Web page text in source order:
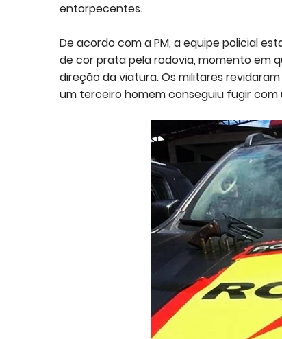
entorpecentes.
De acordo com a PM, a equipe policial
de cor prata pela rodovia, momento em
direção da viatura. Os militares
um terceiro homem conseguiu fugir com